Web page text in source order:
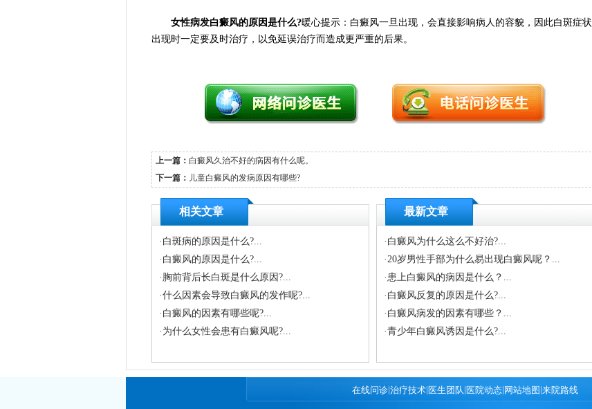
女性病发白癜风的原因是什么?暖心提示：白癜风一旦出现，会直接影响病人的容貌，因此白斑症状
出现时一定要及时治疗，以免延误治疗而造成更严重的后果。
上一篇： 白癜风久治不好的病因有什么呢。
下一篇： 儿童白癜风的发病原因有哪些?
相关文章
· 白斑病的原因是什么?...
· 白癜风的原因是什么?...
· 胸前背后长白斑是什么原因?...
·什么因素会导致白癜风的发作呢?...
· 白癜风的因素有哪些呢?...
· 为什么女性会患有白癜风呢?...
最新文章
· 白癜风为什么这么不好治?...
·20岁男性手部为什么易出现白癜风呢？...
·患上白癜风的病因是什么？...
· 白癜风反复的原因是什么?...
· 白癜风病发的因素有哪些？...
·青少年白癜风诱因是什么?...
在线问诊|治疗技术|医生团队|医院动态| 网站地图 |来院路线